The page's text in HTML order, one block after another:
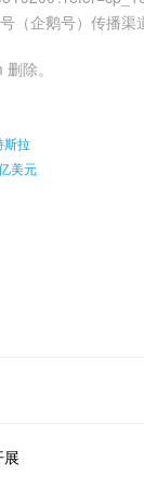
（企鹅号）传播渠
除。
斯拉
美元